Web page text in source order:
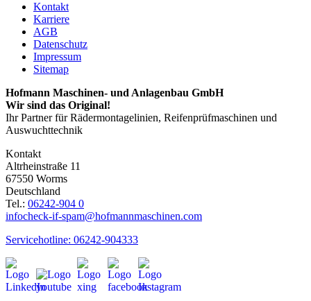
Kontakt
Karriere
AGB
Datenschutz
Impressum
Sitemap
Hofmann Maschinen- und Anlagenbau GmbH
Wir sind das Original!
Ihr Partner für Rädermontagelinien, Reifenprüfmaschinen und
Auswuchttechnik
Kontakt
Altrheinstraße 11
67550 Worms
Deutschland
Tel.: 06242-904 0
infocheck-if-spam@hofmannmaschinen.com
Servicehotline: 06242-904333